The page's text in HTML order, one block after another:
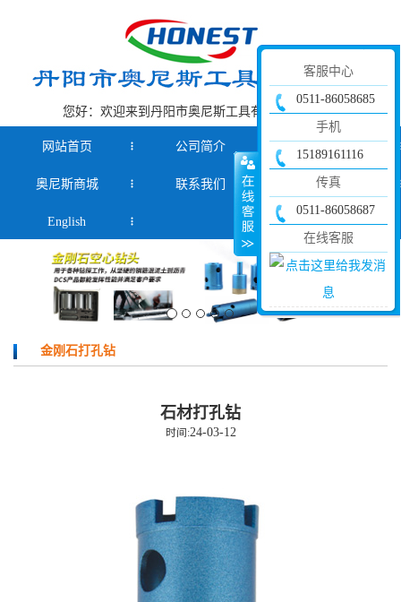
您好：欢迎来到丹阳市奥尼斯工具有限公司官网！
网站首页 公司简介
奥尼斯商城 联系我们 新闻资讯
English
金刚石打孔钻
石材打孔钻
时间:24-03-12
客服中心
0511-86058685
手机
15189161116
传真
0511-86058687
在线客服